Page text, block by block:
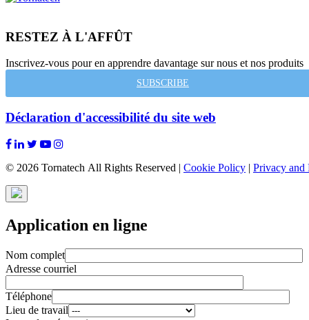
RESTEZ À L'AFFÛT
Inscrivez-vous pour en apprendre davantage sur nous et nos produits
SUBSCRIBE
Déclaration d'accessibilité du site web
© 2026 Tornatech All Rights Reserved | Cookie Policy | Privacy and
Application en ligne
Nom complet
Adresse courriel
Téléphone
Lieu de travail